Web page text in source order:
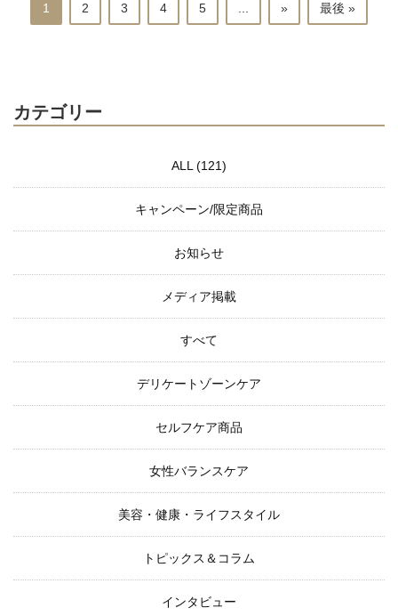
1 2 3 4 5 » 最後 »
カテゴリー
ALL (121)
キャンペーン/限定商品
お知らせ
メディア掲載
すべて
デリケートゾーンケア
セルフケア商品
女性バランスケア
美容・健康・ライフスタイル
トピックス＆コラム
インタビュー